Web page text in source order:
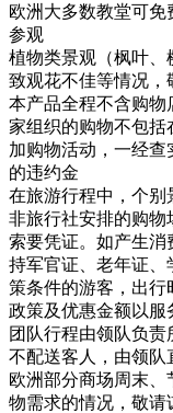
欧洲大多数教堂可
参观
植物类景观（枫叶、
致观花不佳等情况，
本产品全程不含购物
家组织的购物不包括
加购物活动，一经查
的违约金
在旅游行程中，个别
非旅行社安排的购物
索要凭证。如产生消
持军官证、老年证、
策条件的游客，出行
政策及优惠金额以服
团队行程由领队负
不配送客人，由领队
欧洲部分商场周末
物需求的情况，敬请